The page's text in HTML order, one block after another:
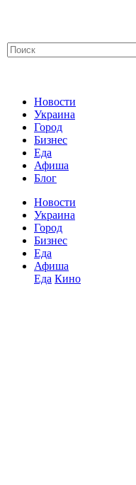
Новости
Украина
Город
Бизнес
Еда
Афиша
Блог
Новости
Украина
Город
Бизнес
Еда
Афиша
Еда Кино